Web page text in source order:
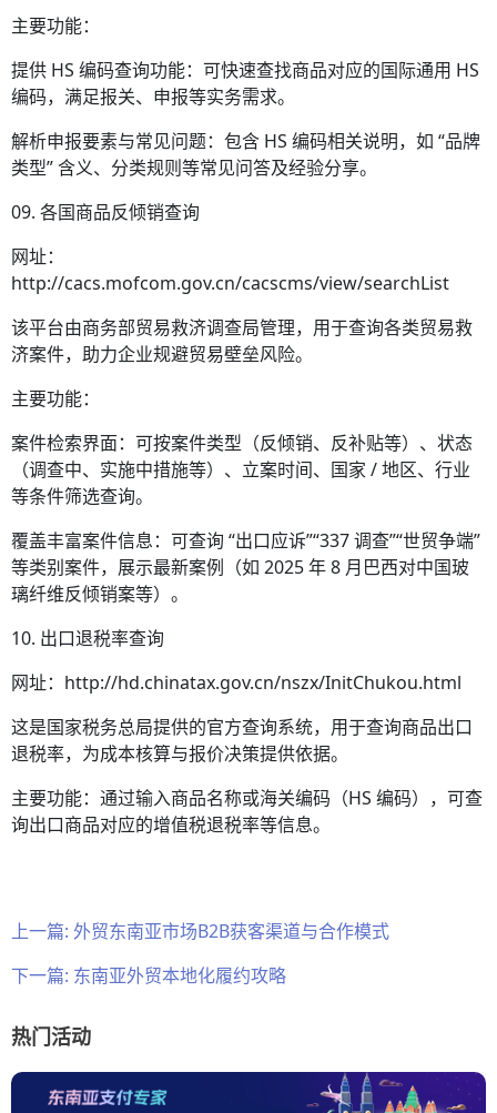
主要功能：
提供 HS 编码查询功能：可快速查找商品对应的国际通用 HS
编码，满足报关、申报等实务需求。
解析申报要素与常见问题：包含 HS 编码相关说明，如 “品牌
类型” 含义、分类规则等常见问答及经验分享。
09. 各国商品反倾销查询
网址：
http://cacs.mofcom.gov.cn/cacscms/view/searchList
该平台由商务部贸易救济调查局管理，用于查询各类贸易救
济案件，助力企业规避贸易壁垒风险。
主要功能：
案件检索界面：可按案件类型（反倾销、反补贴等）、状态
（调查中、实施中措施等）、立案时间、国家 / 地区、行业
等条件筛选查询。
覆盖丰富案件信息：可查询 “出口应诉”“337 调查”“世贸争端”
等类别案件，展示最新案例（如 2025 年 8 月巴西对中国玻
璃纤维反倾销案等）。
10. 出口退税率查询
网址：http://hd.chinatax.gov.cn/nszx/InitChukou.html
这是国家税务总局提供的官方查询系统，用于查询商品出口
退税率，为成本核算与报价决策提供依据。
主要功能：通过输入商品名称或海关编码（HS 编码），可查
询出口商品对应的增值税退税率等信息。
上一篇: 外贸东南亚市场B2B获客渠道与合作模式
下一篇: 东南亚外贸本地化履约攻略
热门活动